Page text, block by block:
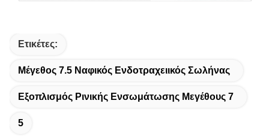
Ετικέτες:
Μέγεθος 7.5 Ναφικός Ενδοτραχειικός Σωλήνας
Εξοπλισμός Ρινικής Ενσωμάτωσης Μεγέθους 7
5